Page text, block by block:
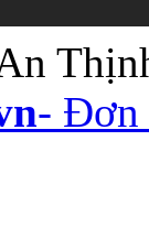
- Đơn